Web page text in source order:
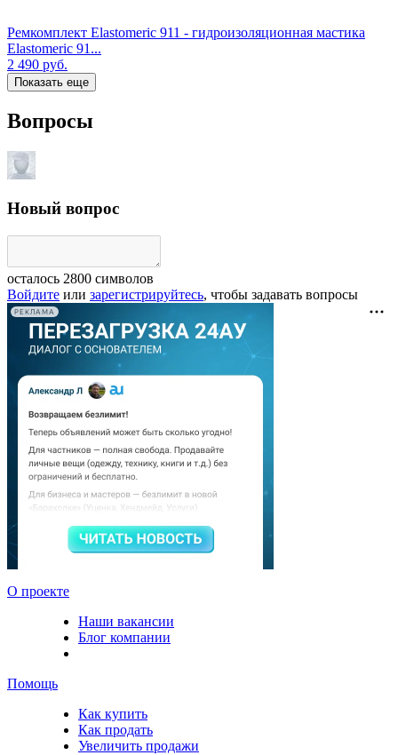
Ремкомплект Elastomeric 911 - гидроизоляционная мастика
Elastomeric 91...
2 490 руб.
Показать еще
Вопросы
Новый вопрос
осталось 2800 символов
Войдите или зарегистрируйтесь, чтобы задавать вопросы
РЕКЛАМА
О проекте
Наши вакансии
Блог компании
Помощь
Как купить
Как продать
Увеличить продажи